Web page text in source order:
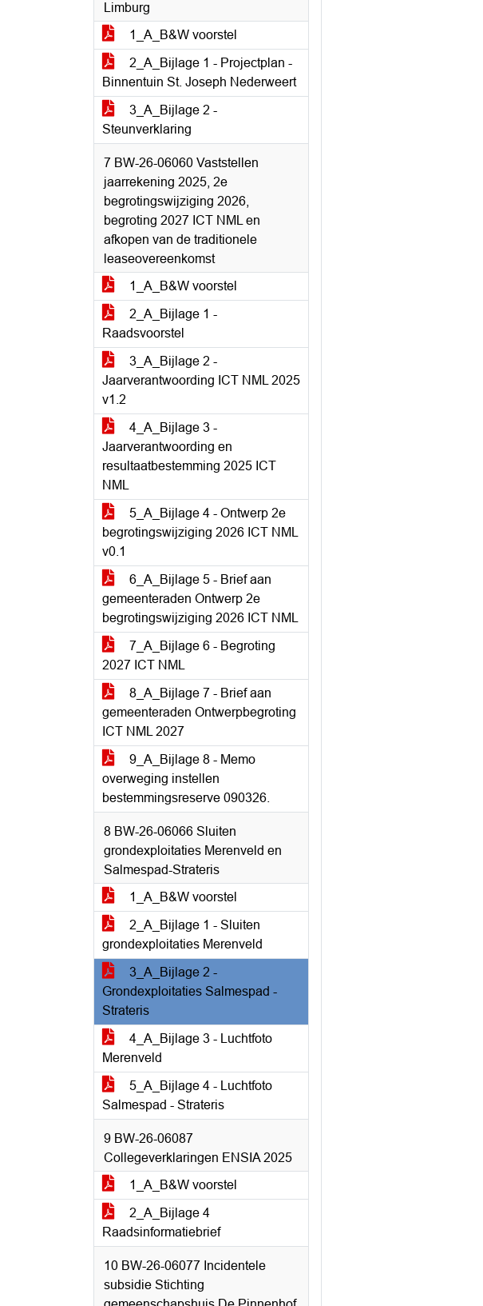
Limburg
1_A_B&W voorstel
2_A_Bijlage 1 - Projectplan -
Binnentuin St. Joseph Nederweert
3_A_Bijlage 2 -
Steunverklaring
7 BW-26-06060 Vaststellen
jaarrekening 2025, 2e
begrotingswijziging 2026,
begroting 2027 ICT NML en
afkopen van de traditionele
leaseovereenkomst
1_A_B&W voorstel
2_A_Bijlage 1 -
Raadsvoorstel
3_A_Bijlage 2 -
Jaarverantwoording ICT NML 2025
v1.2
4_A_Bijlage 3 -
Jaarverantwoording en
resultaatbestemming 2025 ICT
NML
5_A_Bijlage 4 - Ontwerp 2e
begrotingswijziging 2026 ICT NML
v0.1
6_A_Bijlage 5 - Brief aan
gemeenteraden Ontwerp 2e
begrotingswijziging 2026 ICT NML
7_A_Bijlage 6 - Begroting
2027 ICT NML
8_A_Bijlage 7 - Brief aan
gemeenteraden Ontwerpbegroting
ICT NML 2027
9_A_Bijlage 8 - Memo
overweging instellen
bestemmingsreserve 090326.
8 BW-26-06066 Sluiten
grondexploitaties Merenveld en
Salmespad-Strateris
1_A_B&W voorstel
2_A_Bijlage 1 - Sluiten
grondexploitaties Merenveld
3_A_Bijlage 2 -
Grondexploitaties Salmespad -
Strateris
4_A_Bijlage 3 - Luchtfoto
Merenveld
5_A_Bijlage 4 - Luchtfoto
Salmespad - Strateris
9 BW-26-06087
Collegeverklaringen ENSIA 2025
1_A_B&W voorstel
2_A_Bijlage 4
Raadsinformatiebrief
10 BW-26-06077 Incidentele
subsidie Stichting